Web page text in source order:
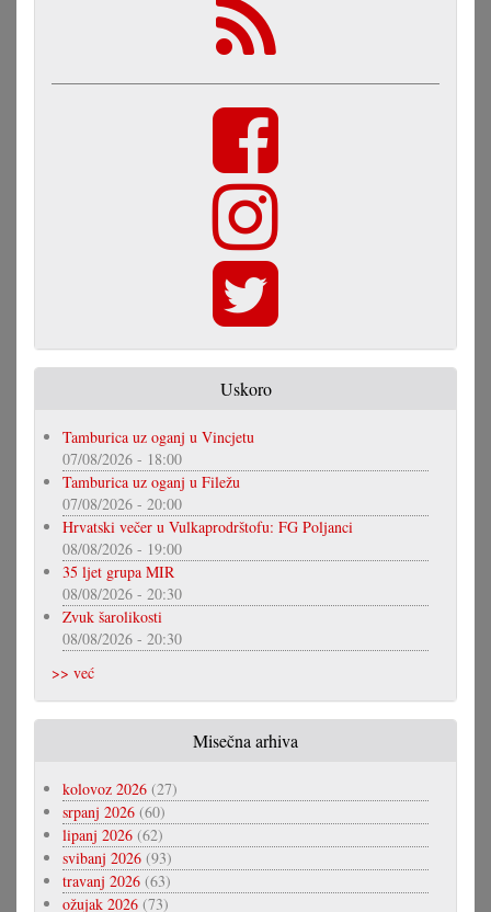
Uskoro
Tamburica uz oganj u Vincjetu
07/08/2026 - 18:00
Tamburica uz oganj u Filežu
07/08/2026 - 20:00
Hrvatski večer u Vulkaprodrštofu: FG Poljanci
08/08/2026 - 19:00
35 ljet grupa MIR
08/08/2026 - 20:30
Zvuk šarolikosti
08/08/2026 - 20:30
>> već
Misečna arhiva
kolovoz 2026 (27)
srpanj 2026 (60)
lipanj 2026 (62)
svibanj 2026 (93)
travanj 2026 (63)
ožujak 2026 (73)